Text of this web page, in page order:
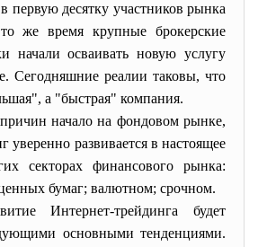
первую десятку участников рынка
же время крупные брокерские
начали осваивать новую услугу
Сегодняшние реалии таковы, что
а "быстрая" компания.
начало на фондовом рынке,
уверенно развивается в настоящее
секторах финансового рынка:
бумаг; валютном; срочном.
Интернет-трейдинга будет
основными тенденциями.